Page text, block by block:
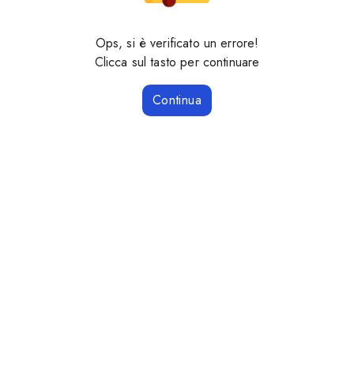
Ops, si è verificato un errore!
Clicca sul tasto per continuare
Continua